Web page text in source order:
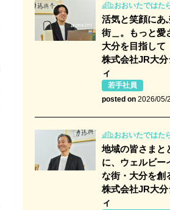
おおいたではた
活気と笑顔にあ
街＿。もっと愛
大分を目指して
株式会社JR大
ィ
若手社員
posted on 2026/05/
おおいたではた
地域の皆さまと
に、ウェルビー
な街・大分を創
株式会社JR大
ィ